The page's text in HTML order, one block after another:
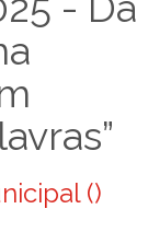
()